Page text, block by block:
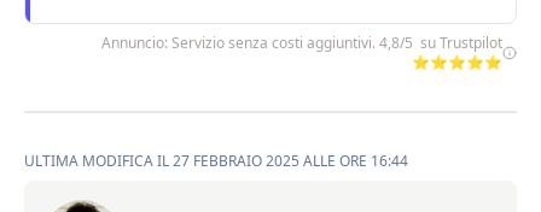
Annuncio: Servizio senza costi aggiuntivi. 4,8/5 su Trustpilot
⭐⭐⭐⭐⭐
ULTIMA MODIFICA IL 27 FEBBRAIO 2025 ALLE ORE 16:44